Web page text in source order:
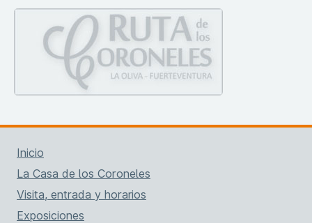
Inicio
La Casa de los Coroneles
Visita, entrada y horarios
Exposiciones